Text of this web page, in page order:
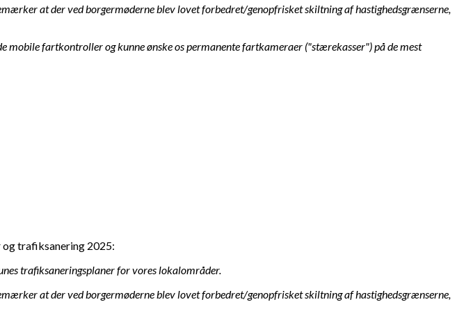
at der ved borgermøderne blev lovet forbedret/genopfrisket skiltning af hastighedsgrænserne,
fartkontroller og kunne ønske os permanente fartkameraer ("stærekasser") på de mest
trafiksanering 2025:
trafiksaneringsplaner for vores lokalområder.
at der ved borgermøderne blev lovet forbedret/genopfrisket skiltning af hastighedsgrænserne,